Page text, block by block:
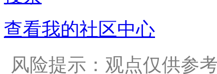
查看我的社区中心
风险提示：观点仅供参